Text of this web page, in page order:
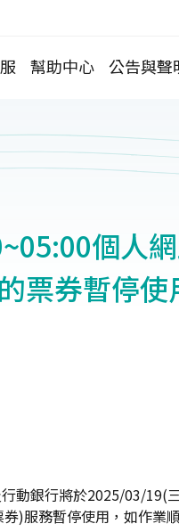
幫助中心 公告與聲
個人
票券暫停使
動銀行將於2025/03/19(
)服務暫停使用，如作業